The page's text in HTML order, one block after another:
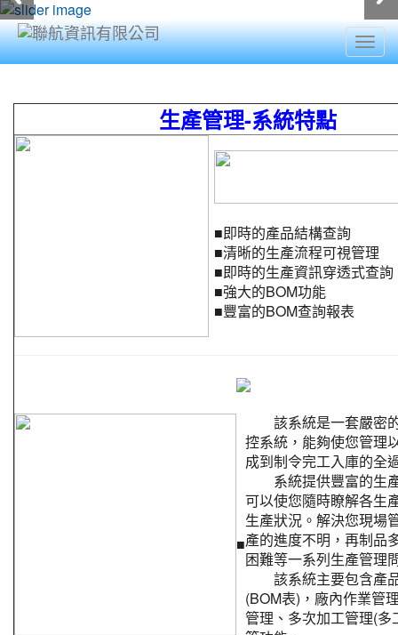
生產管理-系統特點
■即時的產品結構查詢
■清晰的生產流程可視管理
■即時的生產資訊穿透式查詢
■強大的BOM功能
■豐富的BOM查詢報表
■
該系統是一套嚴密
控系統，能夠使您管理
成到制令完工入庫的全
系統提供豐富的生
可以使您隨時瞭解各生
生產狀況。解決您現場
產的進度不明，再制品
困難等一系列生產管理
該系統主要包含產
(BOM表)，廠內作業管
管理、多次加工管理(多